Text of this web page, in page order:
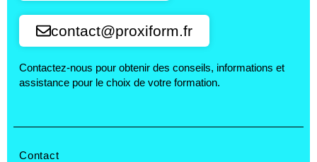
contact@proxiform.fr
Contactez-nous pour obtenir des conseils, informations et
assistance pour le choix de votre formation.
Contact